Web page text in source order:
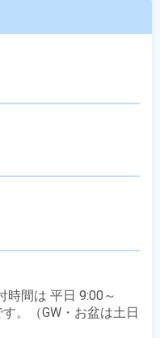
時間は 平日 9:00～
。（GW・お盆は土日